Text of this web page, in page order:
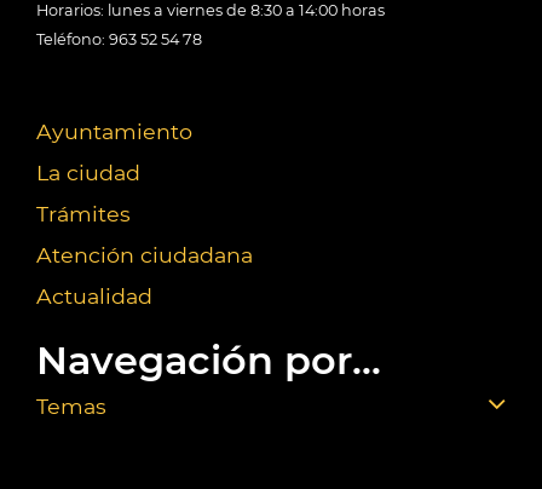
Horarios: lunes a viernes de 8:30 a 14:00 horas
Teléfono: 963 52 54 78
Ayuntamiento
La ciudad
Trámites
Atención ciudadana
Actualidad
Navegación por...
Temas